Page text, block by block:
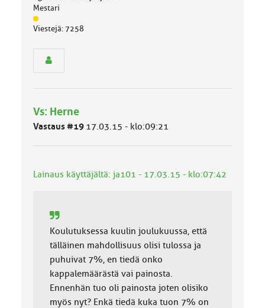
Mestari
J
ä
m
ä
k
Viestejä: 7258
Vs: Herne
Vastaus #19 17.03.15 - klo:09:21
Lainaus käyttäjältä: ja101 - 17.03.15 - klo:07:42
Koulutuksessa kuulin joulukuussa, että
tälläinen mahdollisuus olisi tulossa ja
puhuivat 7%, en tiedä onko
kappalemäärästä vai painosta.
Ennenhän tuo oli painosta joten olisiko
myös nyt? Enkä tiedä kuka tuon 7% on